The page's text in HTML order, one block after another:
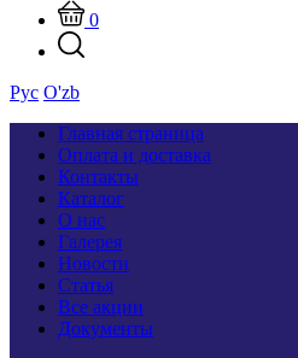
0
Рус O'zb
Главная страница
Оплата и доставка
Контакты
Каталог
О нас
Галерея
Новости
Статья
Все акции
Документы